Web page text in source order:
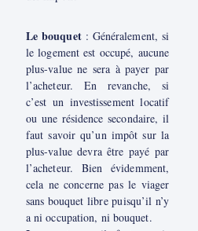
Le bouquet: Généralement, si
le logement est occupé, aucune
plus-value ne sera à payer par
l’acheteur. En revanche, si
c’est un investissement locatif
ou une résidence secondaire, il
faut savoir qu’un impôt sur la
plus-value devra être payé par
l’acheteur. Bien évidemment,
cela ne concerne pas le viager
sans bouquet libre puisqu’il n’y
a ni occupation, ni bouquet.